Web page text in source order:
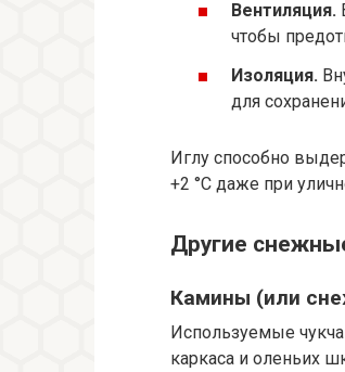
Вентиляция.
чтобы
Изоляция.
для
Иглу способно
+2 °С даже при
Другие
Камины (или
Используемые
каркаса и оленьих